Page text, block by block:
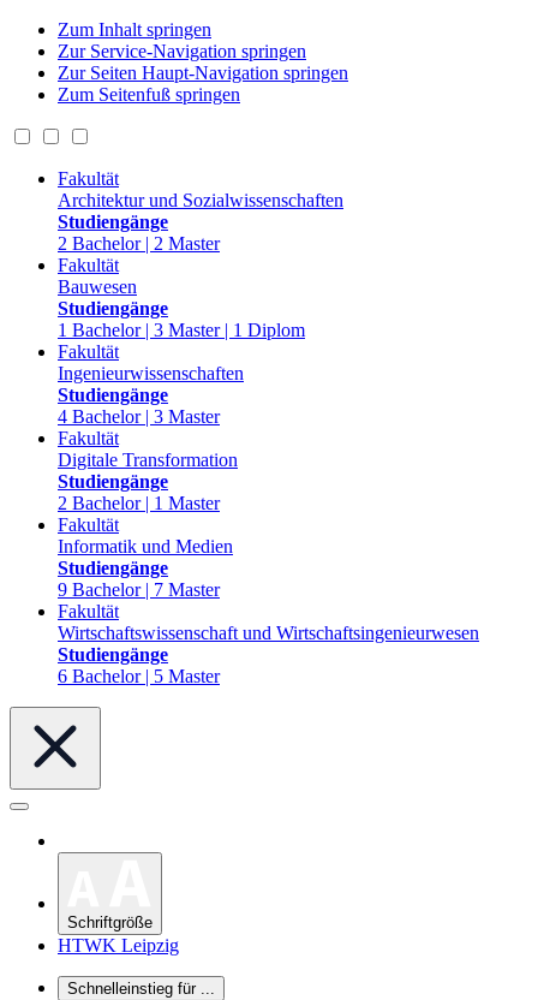
Zum Inhalt springen
Zur Service-Navigation springen
Zur Seiten Haupt-Navigation springen
Zum Seitenfuß springen
Fakultät
Architektur und Sozialwissenschaften
Studiengänge
2 Bachelor | 2 Master
Fakultät
Bauwesen
Studiengänge
1 Bachelor | 3 Master | 1 Diplom
Fakultät
Ingenieurwissenschaften
Studiengänge
4 Bachelor | 3 Master
Fakultät
Digitale Transformation
Studiengänge
2 Bachelor | 1 Master
Fakultät
Informatik und Medien
Studiengänge
9 Bachelor | 7 Master
Fakultät
Wirtschaftswissenschaft und Wirtschaftsingenieurwesen
Studiengänge
6 Bachelor | 5 Master
Schriftgröße
HTWK Leipzig
Schnelleinstieg für ...